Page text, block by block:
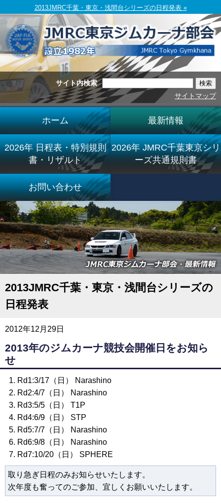
2013JMRC千葉・東京・浅間台シリーズの日程発表 «
サイト内検索
サイトマップ
ホーム 最新情報
2026年 日程表・特別規則
書・リザルト
2026年 JMRC千葉東京シリ
ーズ共通規則書
お問い合わせ
2013JMRC千葉・東京・浅間台シリーズの
日程発表
2012年12月29日
2013年のジムカーナ競技会開催日をお知ら
せ
Rd1:3/17（日） Narashino
Rd2:4/7（日） Narashino
Rd3:5/5（日） T1P
Rd4:6/9（日） STP
Rd5:7/7（日） Narashino
Rd6:9/8（日） Narashino
Rd7:10/20（日） SPHERE
取り急ぎ日程のみお知らせいたします。
次年度も奮ってのご参加、宜しくお願いいたします。